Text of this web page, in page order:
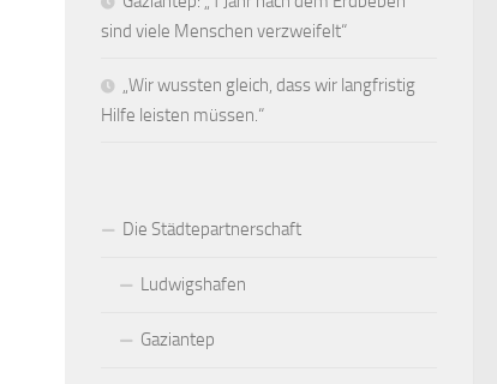
sind viele Menschen verzweifelt“
„Wir wussten gleich, dass wir langfristig
Hilfe leisten müssen.“
Die Städtepartnerschaft
Ludwigshafen
Gaziantep